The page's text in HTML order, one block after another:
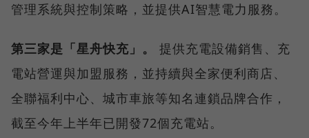
管理系統與控制策略，並提供AI智慧電力服務。
第三家是「星舟快充」。
提供充電設備銷售、充
電站營運與加盟服務，並持續與全家便利商店、
全聯福利中心、城市車旅等知名連鎖品牌合作，
截至今年上半年已開發72個充電站。